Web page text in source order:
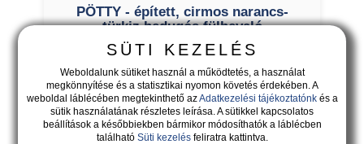
PÖTTY - épített, cirmos narancs-
türkiz bedugós fülbevaló
SÜTI KEZELÉS
Weboldalunk sütiket használ a működtetés, a használat
megkönnyítése és a statisztikai nyomon követés érdekében. A
weboldal láblécében megtekinthető azAdatkezelési tájékoztatónkés a
sütik használatának részletes leírása. A sütikkel kapcsolatos
beállítások a későbbiekben bármikor módosíthatók a láblécben
található Süti kezelésfeliratra kattintva.